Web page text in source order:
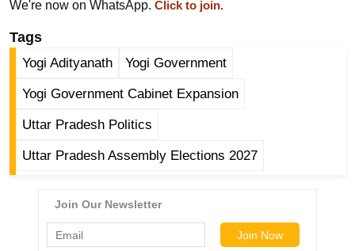
/
फै
श
घ
रे
नु
We're now on WhatsApp. Click to join.
Tags
Yogi Adityanath Yogi Government
Yogi Government Cabinet Expansion
Uttar Pradesh Politics
Uttar Pradesh Assembly Elections 2027